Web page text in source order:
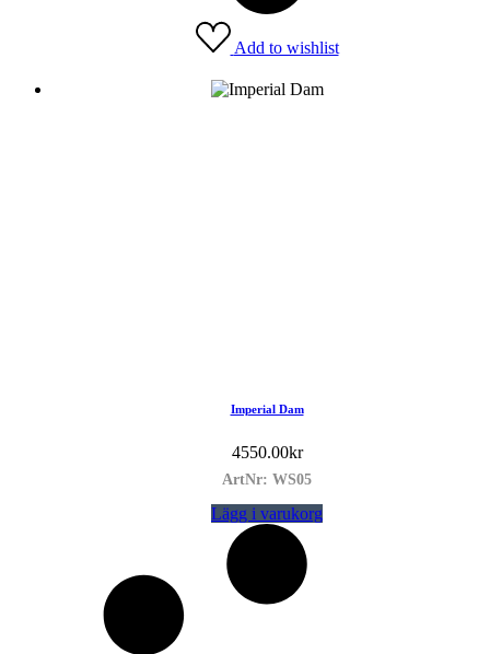
Add to wishlist
Imperial Dam
4550.00kr
ArtNr: WS05
Lägg i varukorg